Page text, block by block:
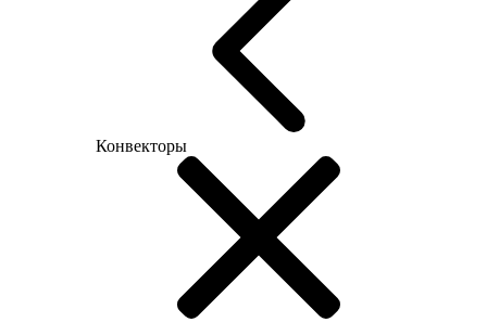
Конвекторы